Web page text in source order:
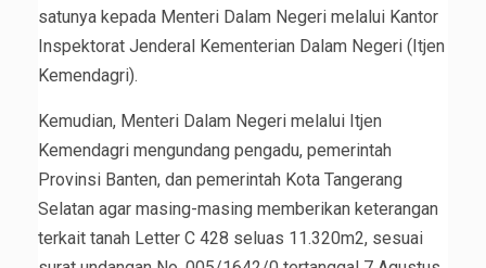
satunya kepada Menteri Dalam Negeri melalui Kantor
Inspektorat Jenderal Kementerian Dalam Negeri (Itjen
Kemendagri).
Kemudian, Menteri Dalam Negeri melalui Itjen
Kemendagri mengundang pengadu, pemerintah
Provinsi Banten, dan pemerintah Kota Tangerang
Selatan agar masing-masing memberikan keterangan
terkait tanah Letter C 428 seluas 11.320m2, sesuai